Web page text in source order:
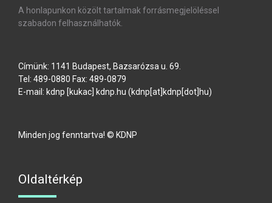
A honlapunkon közölt tartalmak forrásmegjelöléssel
szabadon felhasználhatók.
Címünk: 1141 Budapest, Bazsarózsa u. 69.
Tel: 489-0880 Fax: 489-0879
E-mail: kdnp [kukac] kdnp hu (kdnp[at]kdnp[dot]hu)
Minden jog fenntartva! © KDNP
Oldaltérkép